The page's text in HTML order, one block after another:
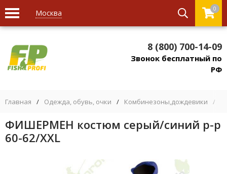
Москва 0
8 (800) 700-14-09
Звонок бесплатный по
РФ
Главная / Одежда, обувь, очки / Комбинезоны,дождевики /
ФИШЕРМЕН костюм серый/синий р-р
60-62/XXL